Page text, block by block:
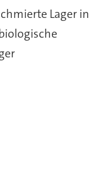
Lager in